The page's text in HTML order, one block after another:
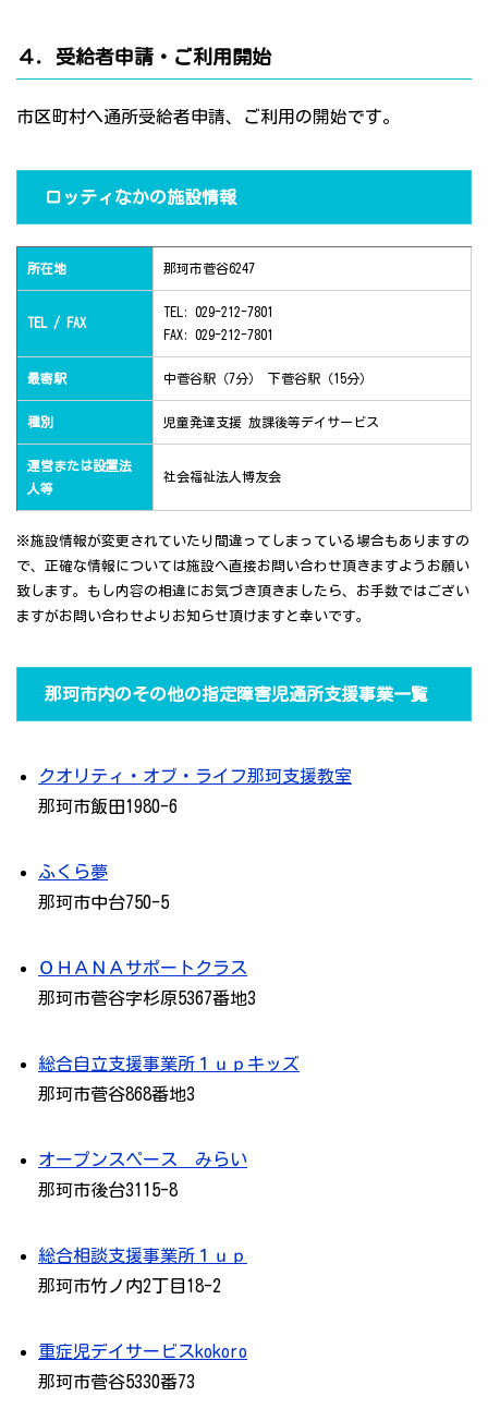
４．受給者申請・ご利用開始
市区町村へ通所受給者申請、ご利用の開始です。
ロッティなかの施設情報
所在地 那珂市菅谷6247
TEL / FAX
TEL: 029-212-7801
FAX: 029-212-7801
最寄駅 中菅谷駅（7分） 下菅谷駅（15分）
種別 児童発達支援 放課後等デイサービス
運営または設置法
人等
社会福祉法人博友会
※施設情報が変更されていたり間違ってしまっている場合もありますの
で、正確な情報については施設へ直接お問い合わせ頂きますようお願い
致します。もし内容の相違にお気づき頂きましたら、お手数ではござい
ますがお問い合わせよりお知らせ頂けますと幸いです。
那珂市内のその他の指定障害児通所支援事業一覧
クオリティ・オブ・ライフ那珂支援教室
那珂市飯田1980-6
ふくら夢
那珂市中台750-5
ＯＨＡＮＡサポートクラス
那珂市菅谷字杉原5367番地3
総合自立支援事業所１ｕｐキッズ
那珂市菅谷868番地3
オープンスペース みらい
那珂市後台3115-8
総合相談支援事業所１ｕｐ
那珂市竹ノ内2丁目18-2
重症児デイサービスkokoro
那珂市菅谷5330番73